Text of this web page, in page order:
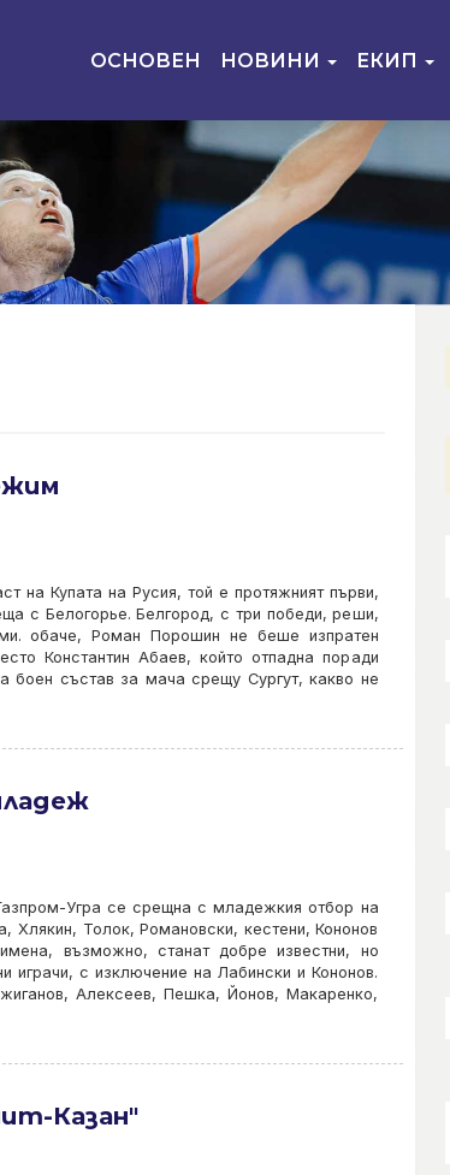
ОСНОВЕН НОВИНИ ЕКИП
на Купата на Русия, той е протяжният първи,
с Белогорье. Белгород, с три победи, реши,
обаче, Роман Порошин не беше изпратен
Константин Абаев, който отпадна поради
боен състав за мача срещу Сургут, какво не
Угра се срещна с младежкия отбор на
Хлякин, Толок, Романовски, кестени, Кононов
възможно, станат добре известни, но
играчи, с изключение на Лабински и Кононов.
Алексеев, Пешка, Йонов, Макаренко,
Казан"